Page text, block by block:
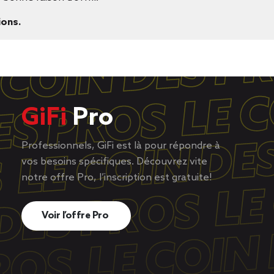
GiFiPro
Professionnels, GiFi est là pour répondre à
vos besoins spécifiques. Découvrez vite
notre offre Pro, l’inscription est gratuite!
Voir l’offre Pro